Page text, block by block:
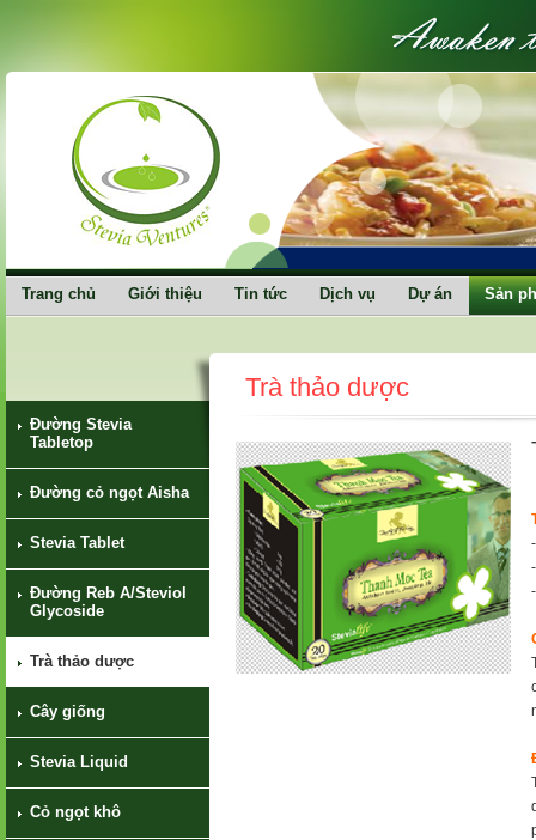
Trang chủ Giới thiệu Tin tức Dịch vụ Dự án Sản
Đường Stevia
Tabletop
Đường cỏ ngọt Aisha
Stevia Tablet
Đường Reb A/Steviol
Glycoside
Trà thảo dược
Cây giống
Stevia Liquid
Cỏ ngọt khô
Trà thảo dược